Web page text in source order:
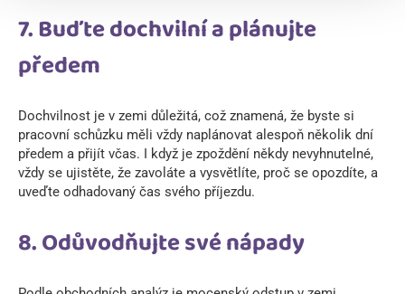
7. Buďte dochvilní a plánujte
předem
Dochvilnost je v zemi důležitá, což znamená, že byste si
pracovní schůzku měli vždy naplánovat alespoň několik dní
předem a přijít včas. I když je zpoždění někdy nevyhnutelné,
vždy se ujistěte, že zavoláte a vysvětlíte, proč se opozdíte, a
uveďte odhadovaný čas svého příjezdu.
8. Odůvodňujte své nápady